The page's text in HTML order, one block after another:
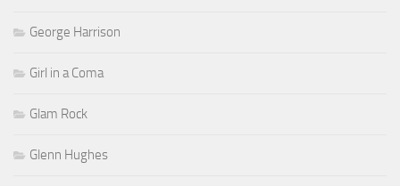
George Harrison
Girl in a Coma
Glam Rock
Glenn Hughes